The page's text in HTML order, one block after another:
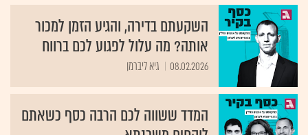
השקעתם בדירה, והגיע הזמן למכור
אותה? מה עלול לפגוע לכם ברווח
08.02.2026 גיא ליברמן
המדד ששווה לכם הרבה כסף כשאתם